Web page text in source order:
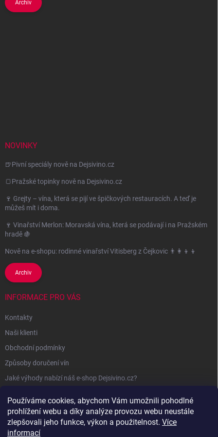
Používáme cookies, abychom Vám umožnili pohodlné
prohlížení webu a díky analýze provozu webu neustále
zlepšovali jeho funkce, výkon a použitelnost. Více
informací
Archiv
NOVINKY
🍺Pivní speciály nově na Dejsivino.cz
🍞Pražské topinky nově na Dejsivino.cz
🍷 Grejty – vína, která se pijí ve špičkových restauracích. A teď je
můžeš mít i doma.
🍷 Vinařství Merlon: Moravská vína, která se podávají i na Pražském
hradě 🍇
Nově na e-shopu: rodinné vinařství Vitisberg z Čejkovic 👨‍👩‍👦‍👦
Archiv
INFORMACE PRO VÁS
Kontakty
Naši klienti
Obchodní podmínky
Způsoby doručení vín
Jaké výhody nabízí náš e-shop Dejsivino.cz?